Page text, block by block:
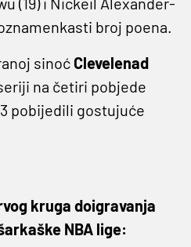
broj poena.
sinoć Clevelenad
na četiri pobjede
pobijedili gostujuće
kruga doigravanja
NBA lige: